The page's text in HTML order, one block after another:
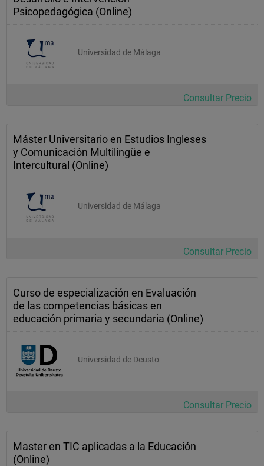
Psicopedagógica (Online)
Universidad de Málaga
Consultar Precio
Máster Universitario en Estudios Ingleses
y Comunicación Multilingüe e
Intercultural (Online)
Universidad de Málaga
Consultar Precio
Curso de especialización en Evaluación
de las competencias básicas en
educación primaria y secundaria (Online)
Universidad de Deusto
Consultar Precio
Master en TIC aplicadas a la Educación
(Online)